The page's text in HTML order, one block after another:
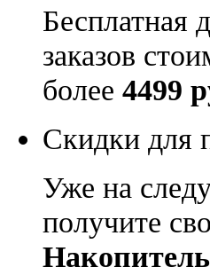
Бесплатная
заказов
более 4499
Скидки для
Уже на
получите